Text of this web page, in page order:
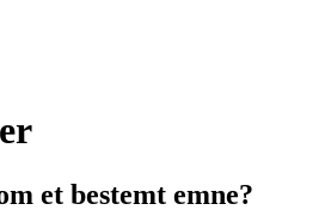
et bestemt emne?